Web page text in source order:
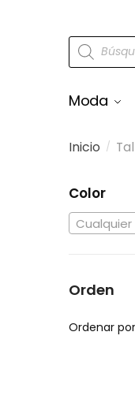
Moda
Inicio /
Color
Orden